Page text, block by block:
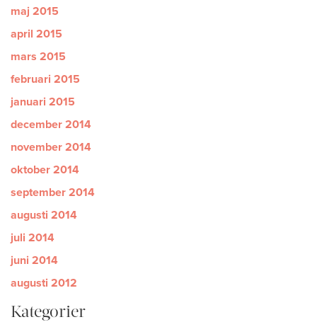
maj 2015
april 2015
mars 2015
februari 2015
januari 2015
december 2014
november 2014
oktober 2014
september 2014
augusti 2014
juli 2014
juni 2014
augusti 2012
Kategorier